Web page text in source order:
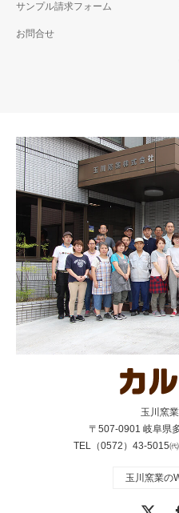
サンプル請求フォーム
お問合せ
玉川窯
〒507-0901 岐阜県
TEL（0572）43-5015
玉川窯業の
Instagram